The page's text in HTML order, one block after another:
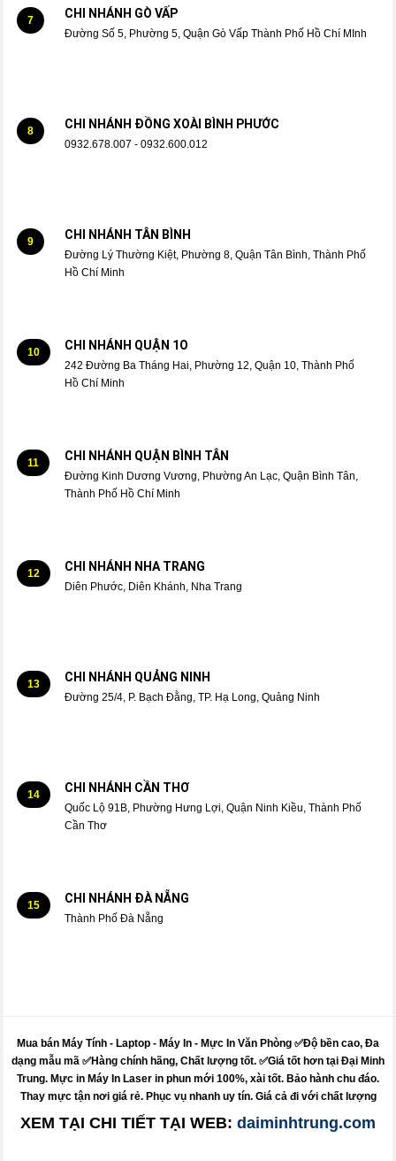
7 CHI NHÁNH GÒ VẤP
Đường Số 5, Phường 5, Quận Gò Vấp Thành Phố Hồ Chí MInh
8 CHI NHÁNH ĐỒNG XOÀI BÌNH PHƯỚC
0932.678.007 - 0932.600.012
9 CHI NHÁNH TÂN BÌNH
Đường Lý Thường Kiệt, Phường 8, Quận Tân Bình, Thành Phố
Hồ Chí Minh
10 CHI NHÁNH QUẬN 1O
242 Đường Ba Tháng Hai, Phường 12, Quận 10, Thành Phố
Hồ Chí Minh
11 CHI NHÁNH QUẬN BÌNH TÂN
Đường Kinh Dương Vương, Phường An Lạc, Quận Bình Tân,
Thành Phố Hồ Chí Minh
12 CHI NHÁNH NHA TRANG
Diên Phước, Diên Khánh, Nha Trang
13 CHI NHÁNH QUẢNG NINH
Đường 25/4, P. Bạch Đằng, TP. Hạ Long, Quảng Ninh
14 CHI NHÁNH CẦN THƠ
Quốc Lộ 91B, Phường Hưng Lợi, Quận Ninh Kiều, Thành Phố
Cần Thơ
15 CHI NHÁNH ĐÀ NẴNG
Thành Phố Đà Nẵng
Mua bán Máy Tính - Laptop - Máy In - Mực In Văn Phòng ✅Độ bền cao, Đa
dạng mẫu mã ✅Hàng chính hãng, Chất lượng tốt. ✅Giá tốt hơn tại Đại Minh
Trung. Mực in Máy In Laser in phun mới 100%, xài tốt. Bảo hành chu đáo.
Thay mựctận nơi giá rẻ. Phục vụ nhanh uy tín. Giá cả đi với chất lượng
XEM TẠI CHI TIẾT TẠI WEB: daiminhtrung.com